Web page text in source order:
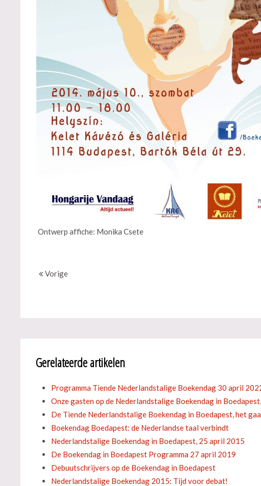
Ontwerp affiche: Monika Csete
Vorige
Gerelateerde artikelen
Programma Tiende Nederlandstalige Boekendag 30 april
Onze gasten op de Nederlandstalige Boekendag in
De Tiende Nederlandstalige Boekendag in Boedapest, het
Boekendag Boedapest: de Nederlandse taal verbindt
Nederlandstalige Boekendag in Boedapest, 25 april 2015
De Boekendag in Boedapest Programma 27 april 2019
Debuutschrijvers op de Boekendag in Boedapest
Nederlandstalige Boekendag 2015: Tijd voor debat!